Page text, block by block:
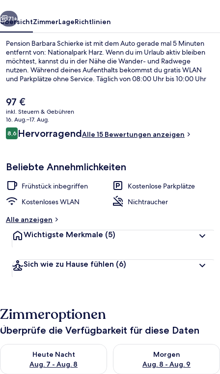
Weiter
71+
ÜbersichtZimmerLageRichtlinien
Pension Barbara Schierke ist mit dem Auto gerade mal 5 Minuten
entfernt von: Nationalpark Harz. Wenn du im Urlaub aktiv bleiben
möchtest, kannst du in der Nähe die Wander- und Radwege
nutzen. Während deines Aufenthalts bekommst du gratis WLAN
und Parkplätze ohne Service. Täglich von 08:00 Uhr bis 10:00 Uhr
Der
aktuelle
Preis
beträgt
97 €.
97 €
inkl. Steuern & Gebühren
16. Aug.–17. Aug.
Bewertungen
8,68,6 von 10.
HervorragendAlle 15 Bewertungen anzeigen
Beliebte Annehmlichkeiten
Frühstück inbegriffen
Kostenlose Parkplätze
Kostenloses WLAN
Nichtraucher
Alle anzeigen
Wichtigste Merkmale (5)
Sich wie zu Hause fühlen (6)
Zimmeroptionen
Überprüfe die Verfügbarkeit für diese Daten
Heute Nacht
Aug. 7 - Aug. 8
Überprüfe die Verfügbarkeit für heute Nacht, Aug. 7 - Aug. 8.
Morgen
Aug. 8 - Aug. 9
Überprüfe die Verfügbarkeit